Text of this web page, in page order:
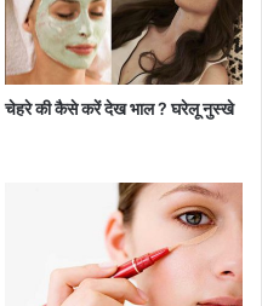
चेहरे की कैसे करें देख भाल ? घरेलू नुस्खे